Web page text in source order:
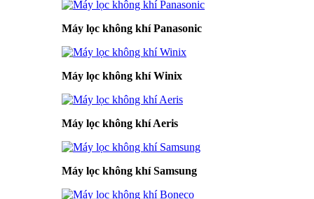
Máy lọc không khí Panasonic
Máy lọc không khí Winix
Máy lọc không khí Aeris
Máy lọc không khí Samsung